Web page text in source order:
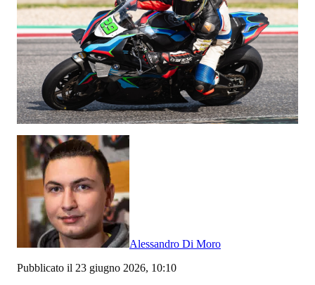
Alessandro Di Moro
Pubblicato il 23 giugno 2026, 10:10